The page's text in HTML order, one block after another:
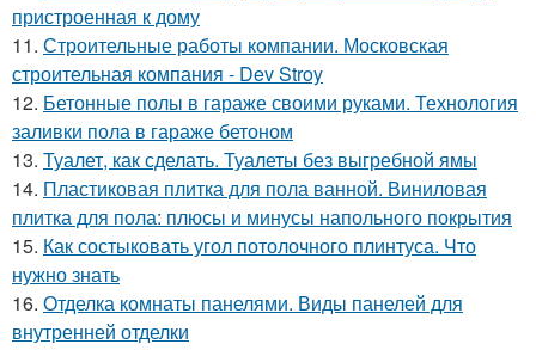
пристроенная к дому
11. Строительные работы компании. Московская
строительная компания - Dev Stroy
12. Бетонные полы в гараже своими руками. Технология
заливки пола в гараже бетоном
13. Туалет, как сделать. Туалеты без выгребной ямы
14. Пластиковая плитка для пола ванной. Виниловая
плитка для пола: плюсы и минусы напольного покрытия
15. Как состыковать угол потолочного плинтуса. Что
нужно знать
16. Отделка комнаты панелями. Виды панелей для
внутренней отделки